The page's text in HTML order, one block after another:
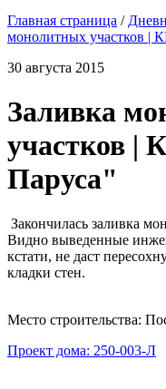
Главная страница /
монолитных участков |
30 августа 2015
Заливка
участков
Паруса"
Закончилась заливка
Видно выведенные
кстати, не даст
кладки стен.
Место строительства:
Проект дома: 250-003-Л